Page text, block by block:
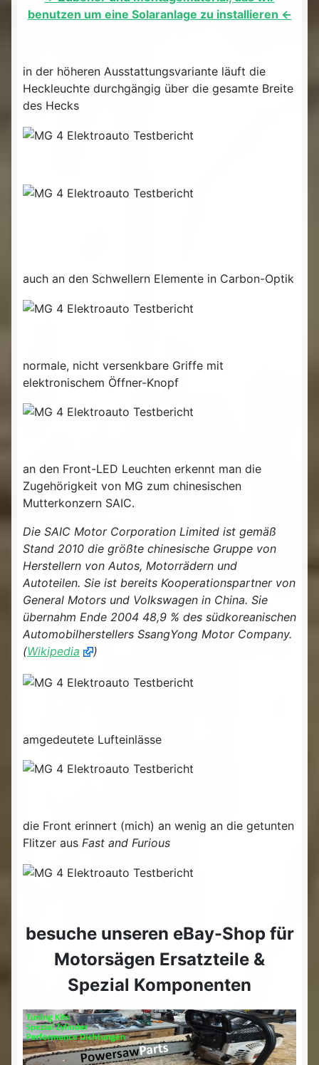
benutzen um eine Solaranlage zu installieren <-
in der höheren Ausstattungsvariante läuft die
Heckleuchte durchgängig über die gesamte Breite
des Hecks
auch an den Schwellern Elemente in Carbon-Optik
normale, nicht versenkbare Griffe mit
elektronischem Öffner-Knopf
an den Front-LED Leuchten erkennt man die
Zugehörigkeit von MG zum chinesischen
Mutterkonzern SAIC.
Die SAIC Motor Corporation Limited ist gemäß
Stand 2010 die größte chinesische Gruppe von
Herstellern von Autos, Motorrädern und
Autoteilen. Sie ist bereits Kooperationspartner von
General Motors und Volkswagen in China. Sie
übernahm Ende 2004 48,9 % des südkoreanischen
Automobilherstellers SsangYong Motor Company.
(Wikipedia )
amgedeutete Lufteinlässe
die Front erinnert (mich) an wenig an die getunten
Flitzer aus Fast and Furious
besuche unseren eBay-Shop für
Motorsägen Ersatzteile &
Spezial Komponenten